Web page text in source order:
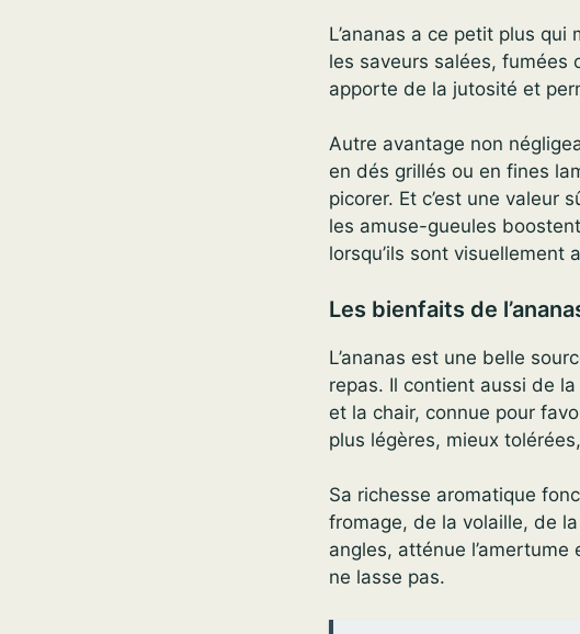
L’ananas a ce petit plus
les saveurs salées, fumées
apporte de la jutosité et
Autre avantage non
en dés grillés ou en fines
picorer. Et c’est une valeur
les amuse-gueules
lorsqu’ils sont
Les bienfaits de
L’ananas est une belle
repas. Il contient aussi de la
et la chair, connue pour
plus légères, mieux
Sa richesse aromatique
fromage, de la volaille, de
angles, atténue
ne lasse pas.